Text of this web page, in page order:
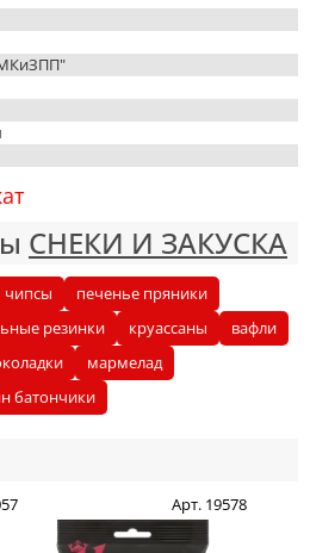
СНЕКИ И ЗАКУСКА
чипсы
печенье пряники
резинки круассаны
вафли
мармелад
батончики
Арт. 19578